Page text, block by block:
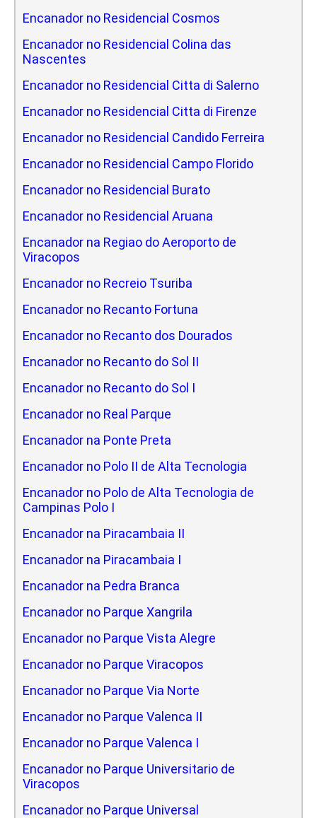
Encanador no Residencial Cosmos
Encanador no Residencial Colina das
Nascentes
Encanador no Residencial Citta di Salerno
Encanador no Residencial Citta di Firenze
Encanador no Residencial Candido Ferreira
Encanador no Residencial Campo Florido
Encanador no Residencial Burato
Encanador no Residencial Aruana
Encanador na Regiao do Aeroporto de
Viracopos
Encanador no Recreio Tsuriba
Encanador no Recanto Fortuna
Encanador no Recanto dos Dourados
Encanador no Recanto do Sol II
Encanador no Recanto do Sol I
Encanador no Real Parque
Encanador na Ponte Preta
Encanador no Polo II de Alta Tecnologia
Encanador no Polo de Alta Tecnologia de
Campinas Polo I
Encanador na Piracambaia II
Encanador na Piracambaia I
Encanador na Pedra Branca
Encanador no Parque Xangrila
Encanador no Parque Vista Alegre
Encanador no Parque Viracopos
Encanador no Parque Via Norte
Encanador no Parque Valenca II
Encanador no Parque Valenca I
Encanador no Parque Universitario de
Viracopos
Encanador no Parque Universal